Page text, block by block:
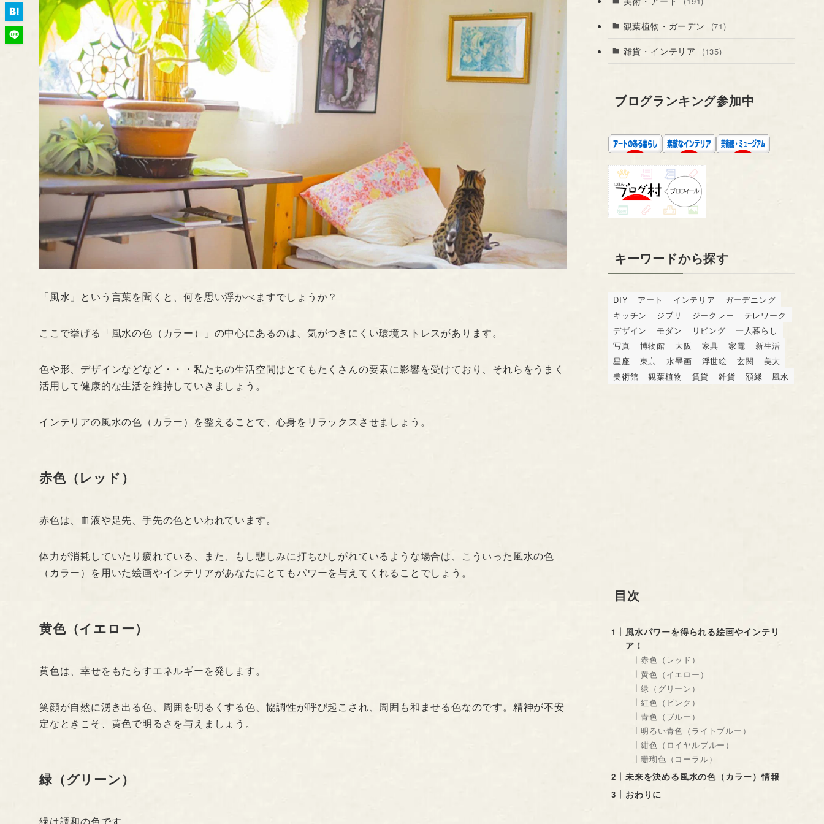
「風水」という言葉を聞くと、何を思い浮かべますでしょうか？
ここで挙げる「風水の色（カラー）」の中心にあるのは、気がつきにくい環境ストレスがあります。
色や形、デザインなどなど・・・私たちの生活空間はとてもたくさんの要素に影響を受けており、それらをうまく
活用して健康的な生活を維持していきましょう。
インテリアの風水の色（カラー）を整えることで、心身をリラックスさせましょう。
赤色（レッド）
赤色は、血液や足先、手先の色といわれています。
体力が消耗していたり疲れている、また、もし悲しみに打ちひしがれているような場合は、こういった風水の色
（カラー）を用いた絵画やインテリアがあなたにとてもパワーを与えてくれることでしょう。
黄色（イエロー）
黄色は、幸せをもたらすエネルギーを発します。
笑顔が自然に湧き出る色、周囲を明るくする色、協調性が呼び起こされ、周囲も和ませる色なのです。精神が不安
定なときこそ、黄色で明るさを与えましょう。
緑（グリーン）
観葉植物・ガーデン (71)
雑貨・インテリア (135)
ブログランキング参加中
キーワードから探す
DIY アート インテリア
ガーデニング
キッチン
ジブリ ジークレー
テレワーク
デザイン
モダン リビング
一人暮らし
写真
博物館 大阪 家具 家電
新生活
星座
東京 水墨画 浮世絵 玄関
美大
美術館
観葉植物 賃貸 雑貨 額縁 風水
目次
風水パワーを得られる絵画やインテリ
ア！
赤色（レッド）
黄色（イエロー）
緑（グリーン）
紅色（ピンク）
青色（ブルー）
明るい青色（ライトブルー）
紺色（ロイヤルブルー）
珊瑚色（コーラル）
未来を決める風水の色（カラー）情報
おわりに